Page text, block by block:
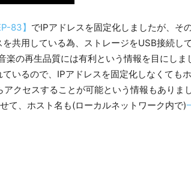
83】 でIPアドレスを固定化しましたが、そ
共用している為、ストレージをUSB接続し
の再生品質には有利という情報を目にしま
いるので、IPアドレスを固定化しなくても
クセスすることが可能という情報もありま
て、ホスト名も(ローカルネットワーク内で)